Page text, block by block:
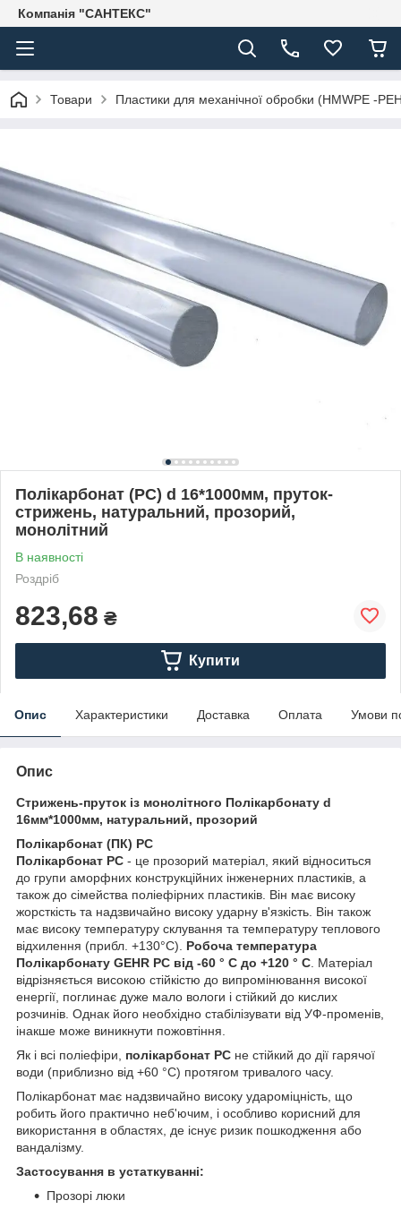
Компанія "САНТЕКС"
Товари Пластики для механічної обробки (HMWPE -
Полікарбонат (PC) d 16*1000мм, пруток-
стрижень, натуральний, прозорий,
монолітний
В наявності
Роздріб
823,68 ₴
Купити
Опис Характеристики Доставка Оплата Умови
Опис
Стрижень-пруток із монолітного Полікарбонату d
16мм*1000мм, натуральний, прозорий
Полікарбонат (ПК) PC
Полікарбонат PC - це прозорий матеріал, який відноситься
до групи аморфних конструкційних інженерних пластиків, а
також до сімейства поліефірних пластиків. Він має високу
жорсткість та надзвичайно високу ударну в'язкість. Він також
має високу температуру склування та температуру теплового
відхилення (прибл. +130°C). Робоча температура
Полікарбонату GEHR PC від -60 ° C до +120 ° C . Матеріал
відрізняється високою стійкістю до випромінювання високої
енергії, поглинає дуже мало вологи і стійкий до кислих
розчинів. Однак його необхідно стабілізувати від УФ-променів,
інакше може виникнути пожовтіння.
Як і всі поліефіри, полікарбонат PC не стійкий до дії гарячої
води (приблизно від +60 °C) протягом тривалого часу.
Полікарбонат має надзвичайно високу удароміцність, що
робить його практично неб'ючим, і особливо корисний для
використання в областях, де існує ризик пошкодження або
вандалізму.
Застосування в устаткуванні:
Прозорі люки